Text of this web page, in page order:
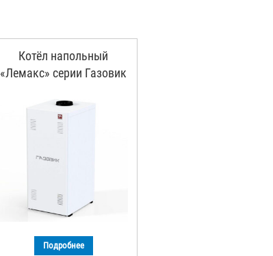
Котёл напольный
«Лемакс» серии Газовик
Подробнее